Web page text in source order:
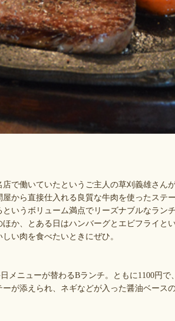
で働いていたというご主人の草刈義雄さん
から直接仕入れる良質な牛肉を使ったステ
いうボリューム満点でリーズナブルなラン
か、とある日はハンバーグとエビフライと
い肉を食べたいときにぜひ。
メニューが替わるBランチ。ともに1100円で
が添えられ、ネギなどが入った醤油ベース